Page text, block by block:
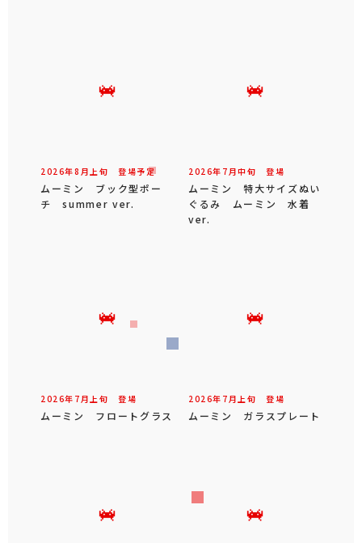
2026年8 月 上旬 登場予定
ムーミン ブック型ポー
チ summer ver.
2026年 7 月中旬 登場
ムーミン 特大サイズぬい
ぐるみ ムーミン 水着
ver.
2026年 7 月 上旬 登場
ムーミン フロートグラス
2026年 7 月 上旬 登場
ムーミン ガラスプレート